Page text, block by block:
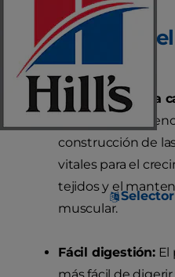
Beneficios
perros
Proteína de alta
aminoácidos
construcción de
vitales para el
tejidos y el
muscular.
Fácil digestión:El